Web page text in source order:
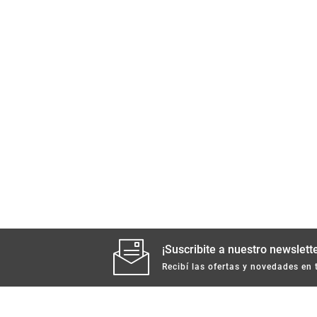
¡Suscribite a nuestro
Recibí las ofertas y novedades en